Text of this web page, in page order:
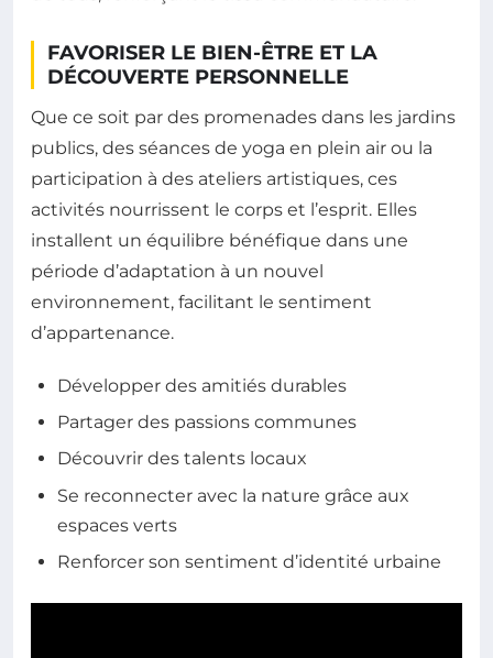
FAVORISER LE BIEN-ÊTRE ET LA
DÉCOUVERTE PERSONNELLE
Que ce soit par des promenades dans les jardins
publics, des séances de yoga en plein air ou la
participation à des ateliers artistiques, ces
activités nourrissent le corps et l’esprit. Elles
installent un équilibre bénéfique dans une
période d’adaptation à un nouvel
environnement, facilitant le sentiment
d’appartenance.
Développer des amitiés durables
Partager des passions communes
Découvrir des talents locaux
Se reconnecter avec la nature grâce aux
espaces verts
Renforcer son sentiment d’identité urbaine